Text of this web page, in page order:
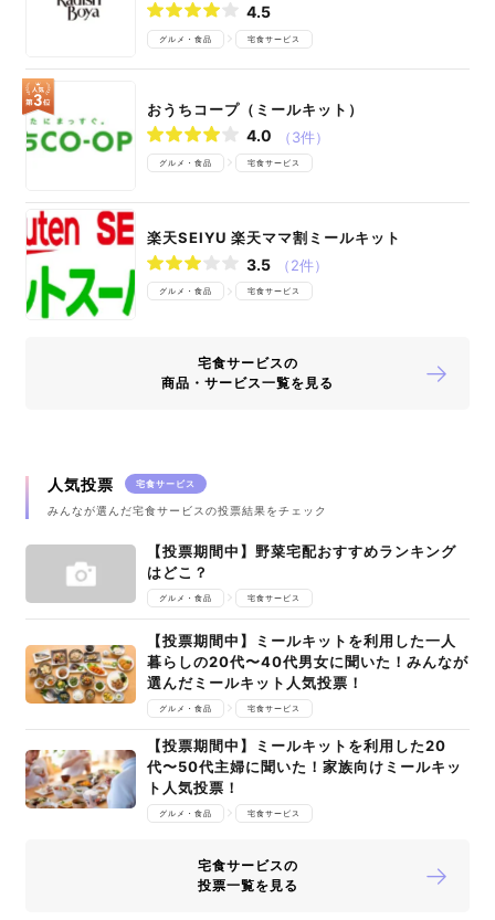
4.5
グルメ・食品 宅食サービス
おうちコープ（ミールキット）
4.0 （3件）
グルメ・食品 宅食サービス
楽天SEIYU 楽天ママ割ミールキット
3.5 （2件）
グルメ・食品 宅食サービス
宅食サービスの
商品・サービス一覧を見る
人気投票 宅食サービス
みんなが選んだ宅食サービスの投票結果をチェック
【投票期間中】野菜宅配おすすめランキング
はどこ？
グルメ・食品 宅食サービス
【投票期間中】ミールキットを利用した一人
暮らしの20代〜40代男女に聞いた！みんなが
選んだミールキット人気投票！
グルメ・食品 宅食サービス
【投票期間中】ミールキットを利用した20
代〜50代主婦に聞いた！家族向けミールキッ
ト人気投票！
グルメ・食品 宅食サービス
宅食サービスの
投票一覧を見る